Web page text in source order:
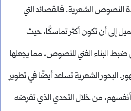
النصوص الشعرية. فالقصائد التي
إلى أن تكون أكثر تماسكًا، حيث
البناء الفني للنصوص، مما يجعلها
البحور الشعرية تساعد أيضًا في تطوير
أنفسهم، من خلال التحدي الذي تفرضه